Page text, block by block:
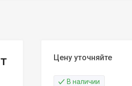
Цену уточняйте
В наличии